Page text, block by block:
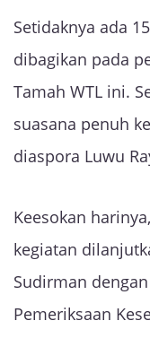
Setidaknya ada
dibagikan pada
Tamah WTL ini.
suasana penuh
diaspora Luwu
Keesokan
kegiatan
Sudirman
Pemeriksaan